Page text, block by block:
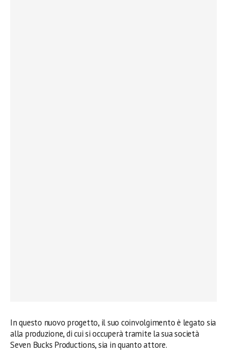
In questo nuovo progetto, il suo coinvolgimento è legato sia
alla produzione, di cui si occuperà tramite la sua società
Seven Bucks Productions, sia in quanto attore.